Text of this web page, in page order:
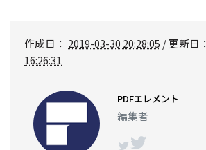
作成日： 2019-03-30 20:28:05 / 更新日：
16:26:31
PDFエレメント
編集者